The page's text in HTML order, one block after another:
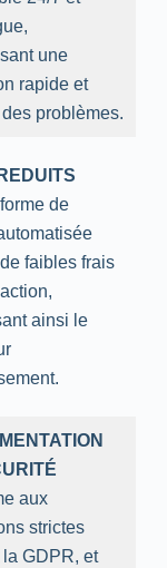
une
rapide et
problèmes.
de
faibles frais
ainsi le
aux
strictes
GDPR, et